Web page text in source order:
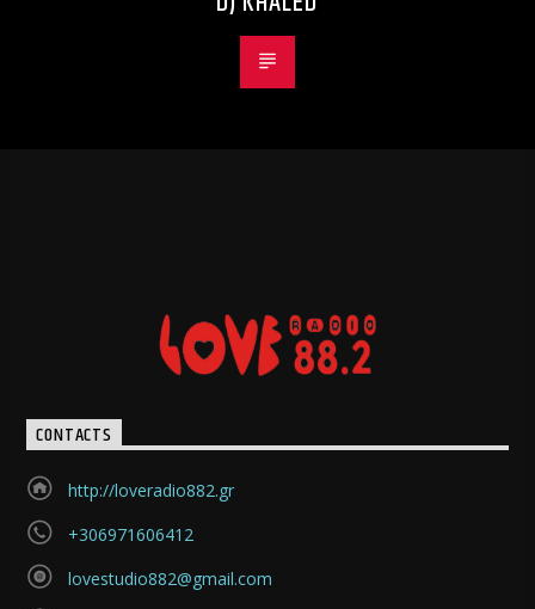
CONTACTS
http://loveradio882.gr
+306971606412
lovestudio882@gmail.com